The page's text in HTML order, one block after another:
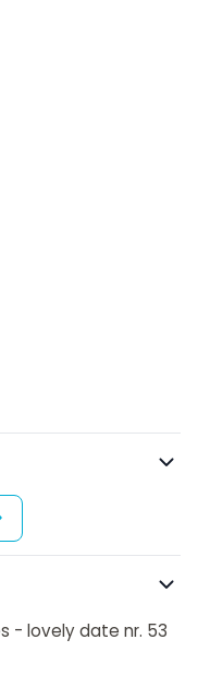
- lovely date nr. 53